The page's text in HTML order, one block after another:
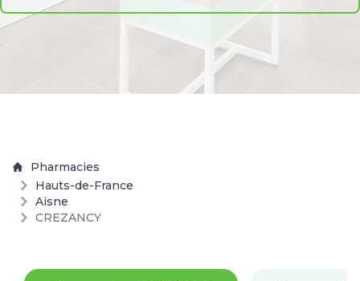
Pharmacies
Hauts-de-France
Aisne
CREZANCY